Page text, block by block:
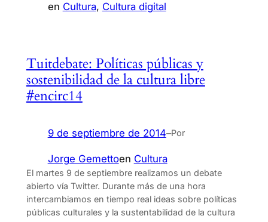
en Cultura, Cultura digital
Tuitdebate: Políticas públicas y
sostenibilidad de la cultura libre
#encirc14
9 de septiembre de 2014–Por
Jorge Gemettoen Cultura
El martes 9 de septiembre realizamos un debate
abierto vía Twitter. Durante más de una hora
intercambiamos en tiempo real ideas sobre políticas
públicas culturales y la sustentabilidad de la cultura